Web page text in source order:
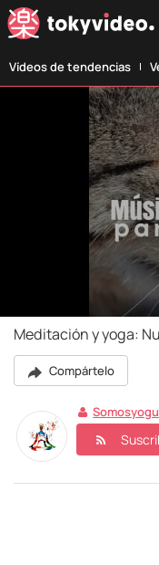
Vídeos de tendencias
Meditación y yoga:
Compártelo